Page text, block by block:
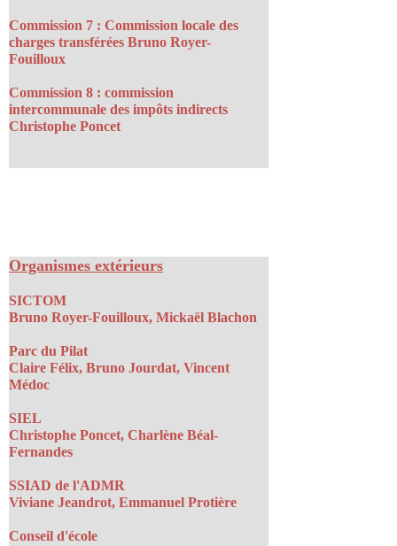
Commission 7 : Commission locale des
charges transférées Bruno Royer-
Fouilloux
Commission 8 : commission
intercommunale des impôts indirects
Christophe Poncet
👉 Mickaël Blachon, 3ème adjoint
Conseillers municipaux
Charlène BÉAL-FERNANDES
Claire FÉLIX
Vincent MÉDOC
Viviane JEANDROT
Christophe PONCET
Catherine JOURDAT
Emmanuel PROTIÈRE
Sandrine MOURIER
Bruno ROYER-FOUILLOUX
Emmanuelle QUIBLIER
Serge THIVILLON
Organismes extérieurs
SICTOM
Bruno Royer-Fouilloux, Mickaël Blachon
Parc du Pilat
Claire Félix, Bruno Jourdat, Vincent
Médoc
SIEL
Christophe Poncet, Charlène Béal-
Fernandes
SSIAD de l'ADMR
Viviane Jeandrot, Emmanuel Protière
Conseil d'école